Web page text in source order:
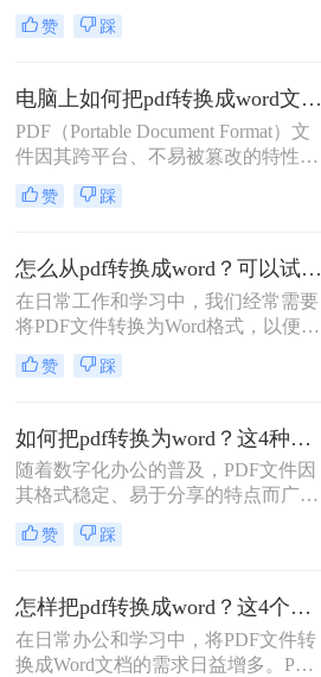
行编辑、修改或进一步处理。那么
PDF怎么转成Word文档呢？本文将介
方法，帮助你轻松完成PDF到Word的
转换。
赞 踩
电脑上如何把pdf转换成word文档？试试这三个实用方法！
PDF（Portable Document Format）文
件因其跨平台、不易被篡改的特性而
广受欢迎，但在某些情况下，我们可
能需要将其转换为可编辑的Word文
文档呢？本文将介绍三种在电脑上将
PDF转换为Word文档的方法。
赞 踩
怎么从pdf转换成word？可以试试这三个方法！
在日常工作和学习中，我们经常需要
将PDF文件转换为Word格式，以便于
编辑和修改。那么怎么从pdf转换成
word呢？本文将介绍三种将PDF转换
和适用场景，您可以根据自己的需求
选择最合适的方式。
赞 踩
如何把pdf转换为word？这4种转换方法快来看！
随着数字化办公的普及，PDF文件因
其格式稳定、易于分享的特点而广泛
应用于各类文档的保存与传输。然
而，在需要对PDF文档进行编辑时，
首选。那么如何把pdf转换为word呢？
本文将介绍四种将PDF转换为Word的
方法。
赞 踩
怎样把pdf转换成word？这4个转换方法快收藏起来！
在日常办公和学习中，将PDF文件转
换成Word文档的需求日益增多。PDF